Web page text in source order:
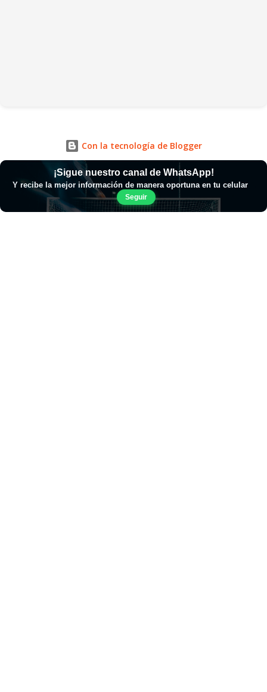
Con la tecnología de Blogger
¡Sigue nuestro canal de WhatsApp!
Y recibe la mejor información de manera oportuna en tu celular
Seguir